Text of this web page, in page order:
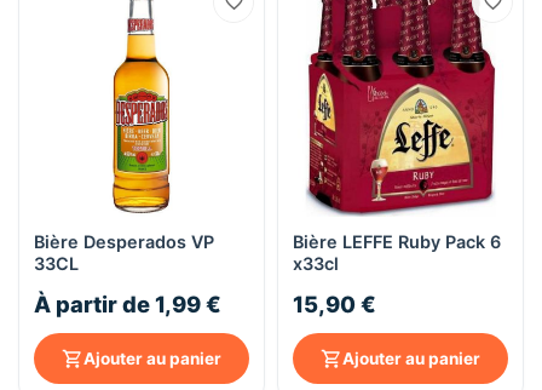
Bière Desperados VP
33CL
À partir de 1,99 €
Ajouter au panier
Bière LEFFE Ruby Pack 6
x33cl
15,90 €
Ajouter au panier